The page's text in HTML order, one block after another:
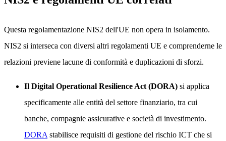
Questa regolamentazione NIS2 dell'UE non opera in isolamento.
NIS2 si interseca con diversi altri regolamenti UE e comprenderne le
relazioni previene lacune di conformità e duplicazioni di sforzi.
Il Digital Operational Resilience Act (DORA) si applica
specificamente alle entità del settore finanziario, tra cui
banche, compagnie assicurative e società di investimento.
DORA stabilisce requisiti di gestione del rischio ICT che si